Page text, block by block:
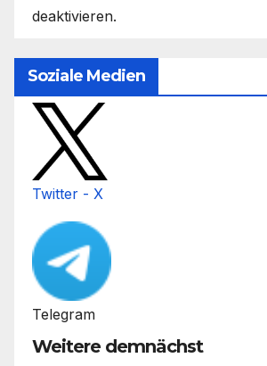
deaktivieren.
Soziale Medien
Twitter - X
Telegram
Weitere demnächst